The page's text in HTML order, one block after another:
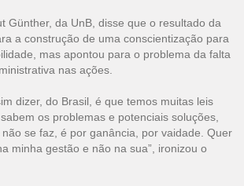
Günther, da UnB, disse que o resultado da
a construção de uma conscientização para
mas apontou para o problema da falta
nas ações.
dizer, do Brasil, é que temos muitas leis
os problemas e potenciais soluções,
se faz, é por ganância, por vaidade. Quer
minha gestão e não na sua”, ironizou o